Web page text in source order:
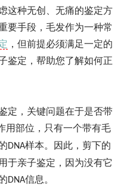
这种无创、无痛的鉴定方
要手段，毛发作为一种常
，但前提必须满足一定的
鉴定，帮助您了解如何正
定，关键问题在于是否带
用部位，只有一个带有毛
DNA样本。因此，剪下的
于亲子鉴定，因为没有它
DNA信息。